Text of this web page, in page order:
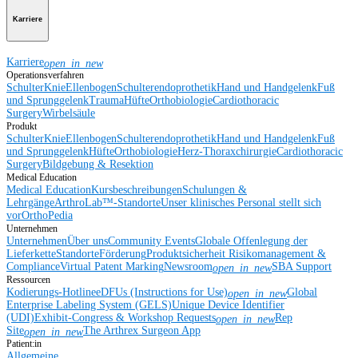
Karriere
Karriereopen_in_new
Operationsverfahren
SchulterKnieEllenbogenSchulterendoprothetikHand und HandgelenkFuß
und SprunggelenkTraumaHüfteOrthobiologieCardiothoracic
SurgeryWirbelsäule
Produkt
SchulterKnieEllenbogenSchulterendoprothetikHand und HandgelenkFuß
und SprunggelenkHüfteOrthobiologieHerz-ThoraxchirurgieCardiothoracic
SurgeryBildgebung & Resektion
Medical Education
Medical EducationKursbeschreibungenSchulungen &
LehrgängeArthroLab™-StandorteUnser klinisches Personal stellt sich
vorOrthoPedia
Unternehmen
UnternehmenÜber unsCommunity EventsGlobale Offenlegung der
LieferketteStandorteFörderungProduktsicherheit Risikomanagement &
ComplianceVirtual Patent MarkingNewsroomopen_in_newSBA Support
Ressourcen
Kodierungs-HotlineeDFUs (Instructions for Use)open_in_newGlobal
Enterprise Labeling System (GELS)Unique Device Identifier
(UDI)Exhibit-Congress & Workshop Requestsopen_in_newRep
Siteopen_in_newThe Arthrex Surgeon App
Patient:in